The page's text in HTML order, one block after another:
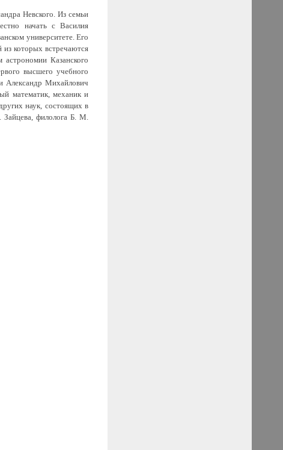
Невского. Из семьи
начать с Василия
университете. Его
которых встречаются
Казанского
высшего учебного
Александр Михайлович
математик, механик и
наук, состоящих в
филолога Б. М.